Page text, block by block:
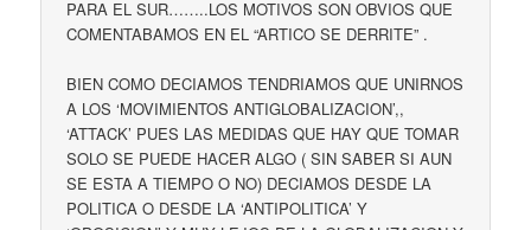
PARA EL SUR……..LOS MOTIVOS SON OBVIOS QUE
COMENTABAMOS EN EL “ARTICO SE DERRITE” .
BIEN COMO DECIAMOS TENDRIAMOS QUE UNIRNOS
A LOS ‘MOVIMIENTOS ANTIGLOBALIZACION’,,
‘ATTACK’ PUES LAS MEDIDAS QUE HAY QUE TOMAR
SOLO SE PUEDE HACER ALGO ( SIN SABER SI AUN
SE ESTA A TIEMPO O NO) DECIAMOS DESDE LA
POLITICA O DESDE LA ‘ANTIPOLITICA’ Y